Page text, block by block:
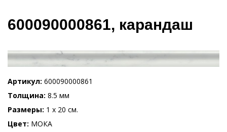
600090000861, карандаш
Артикул 600090000861
Толщина 8.5 мм
Размеры 1 x 20 см.
Цвет МОКА